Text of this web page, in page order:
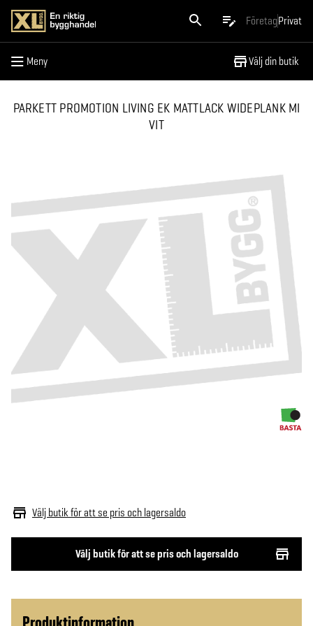
FöretagPrivat
Meny Välj din butik
Meny
PARKETT PROMOTION LIVING EK MATTLACK WIDEPLANK MI
VIT
Välj butik för att se pris och lagersaldo
Välj butik för att se pris och lagersaldo